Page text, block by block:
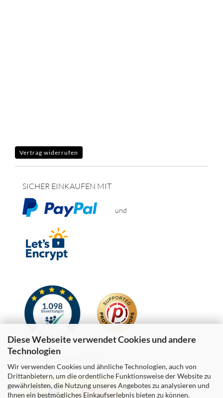
Diese Webseite verwendet Cookies und andere
Technologien
Wir verwenden Cookies und ähnliche Technologien, auch von
Drittanbietern, um die ordentliche Funktionsweise der Website zu
gewährleisten, die Nutzung unseres Angebotes zu analysieren und
Ihnen ein bestmögliches Einkaufserlebnis bieten zu können.
Vertrag widerrufen
SICHER EINKAUFEN MIT
und